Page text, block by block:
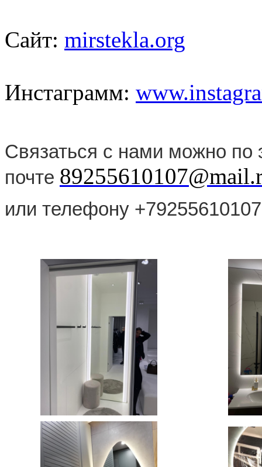
Сайт: mirstekla.org
Инстаграмм:
Связаться с нами можно по
почте
или телефону +79255610107